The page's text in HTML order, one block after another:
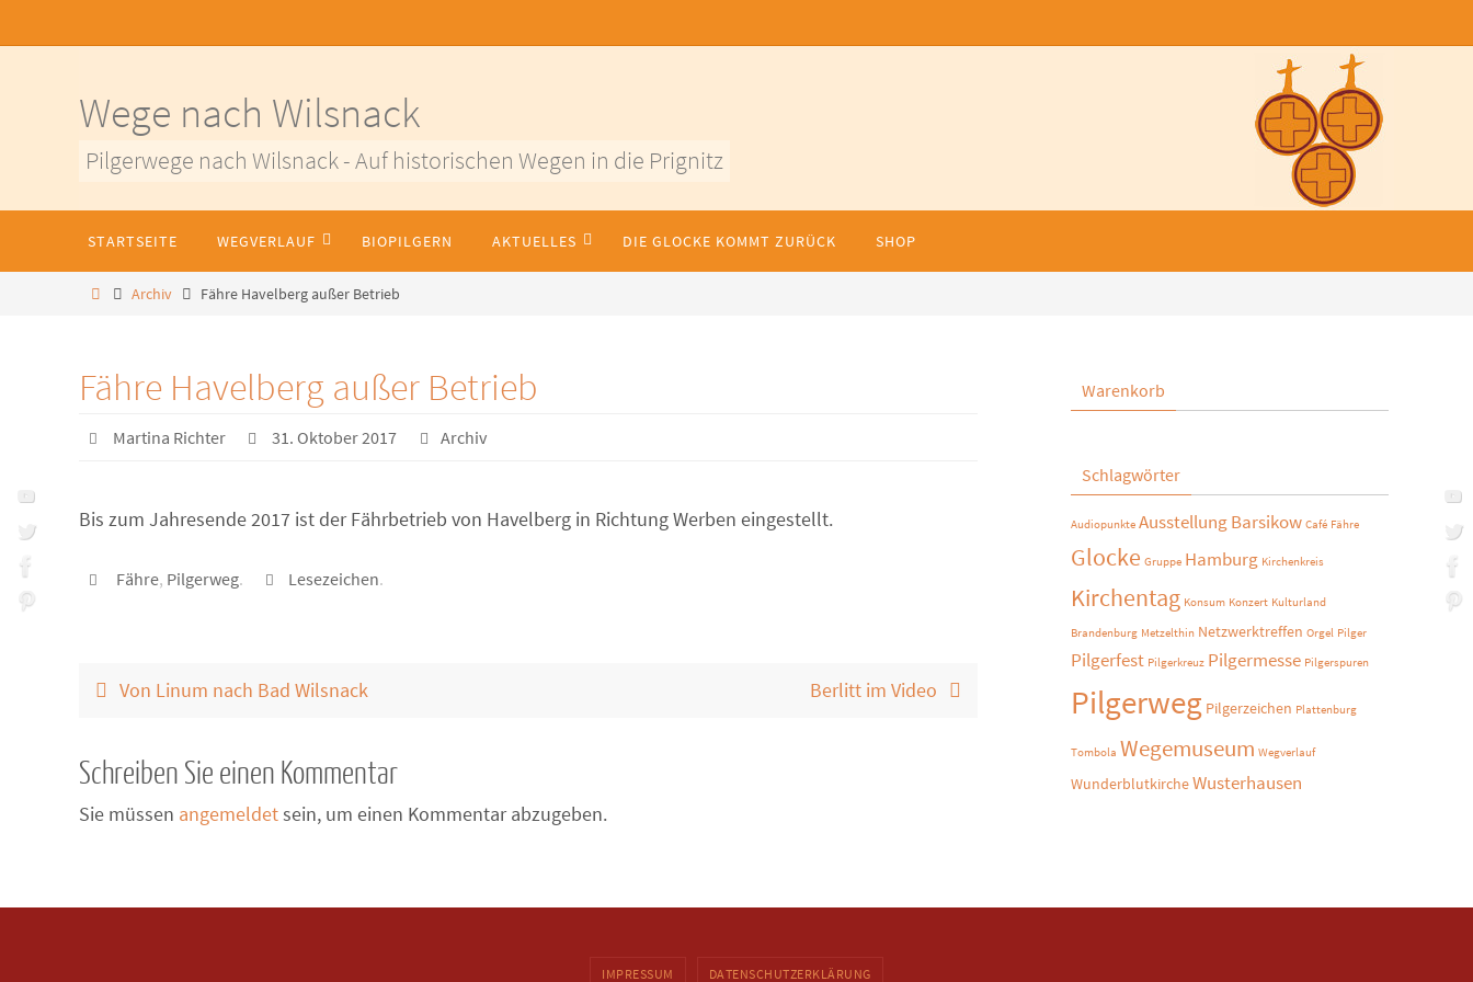
Inhalt
Wege nach Wilsnack
Pilgerwege nach Wilsnack - Auf historischen Wegen in die Prignitz
springen
STARTSEITE WEGVERLAUF BIOPILGERN AKTUELLES DIE GLOCKE KOMMT ZURÜCK SHOP
HomeArchiv Fähre Havelberg außer Betrieb
Fähre Havelberg außer Betrieb
Martina Richter 31. Oktober 2017 Archiv
Bis zum Jahresende 2017 ist der Fährbetrieb von Havelberg in Richtung Werben eingestellt.
Fähre, Pilgerweg. Lesezeichen.
Von Linum nach Bad Wilsnack Berlitt im Video
Schreiben Sie einen Kommentar
Sie müssen angemeldetsein, um einen Kommentar abzugeben.
Warenkorb
Schlagwörter
Audiopunkte AusstellungBarsikow Café Fähre
Glocke Gruppe Hamburg Kirchenkreis
Kirchentag Konsum Konzert Kulturland
Brandenburg Metzelthin Netzwerktreffen Orgel Pilger
Pilgerfest Pilgerkreuz Pilgermesse Pilgerspuren
Pilgerweg Pilgerzeichen Plattenburg
Tombola Wegemuseum Wegverlauf
WunderblutkircheWusterhausen
IMPRESSUM DATENSCHUTZERKLÄRUNG